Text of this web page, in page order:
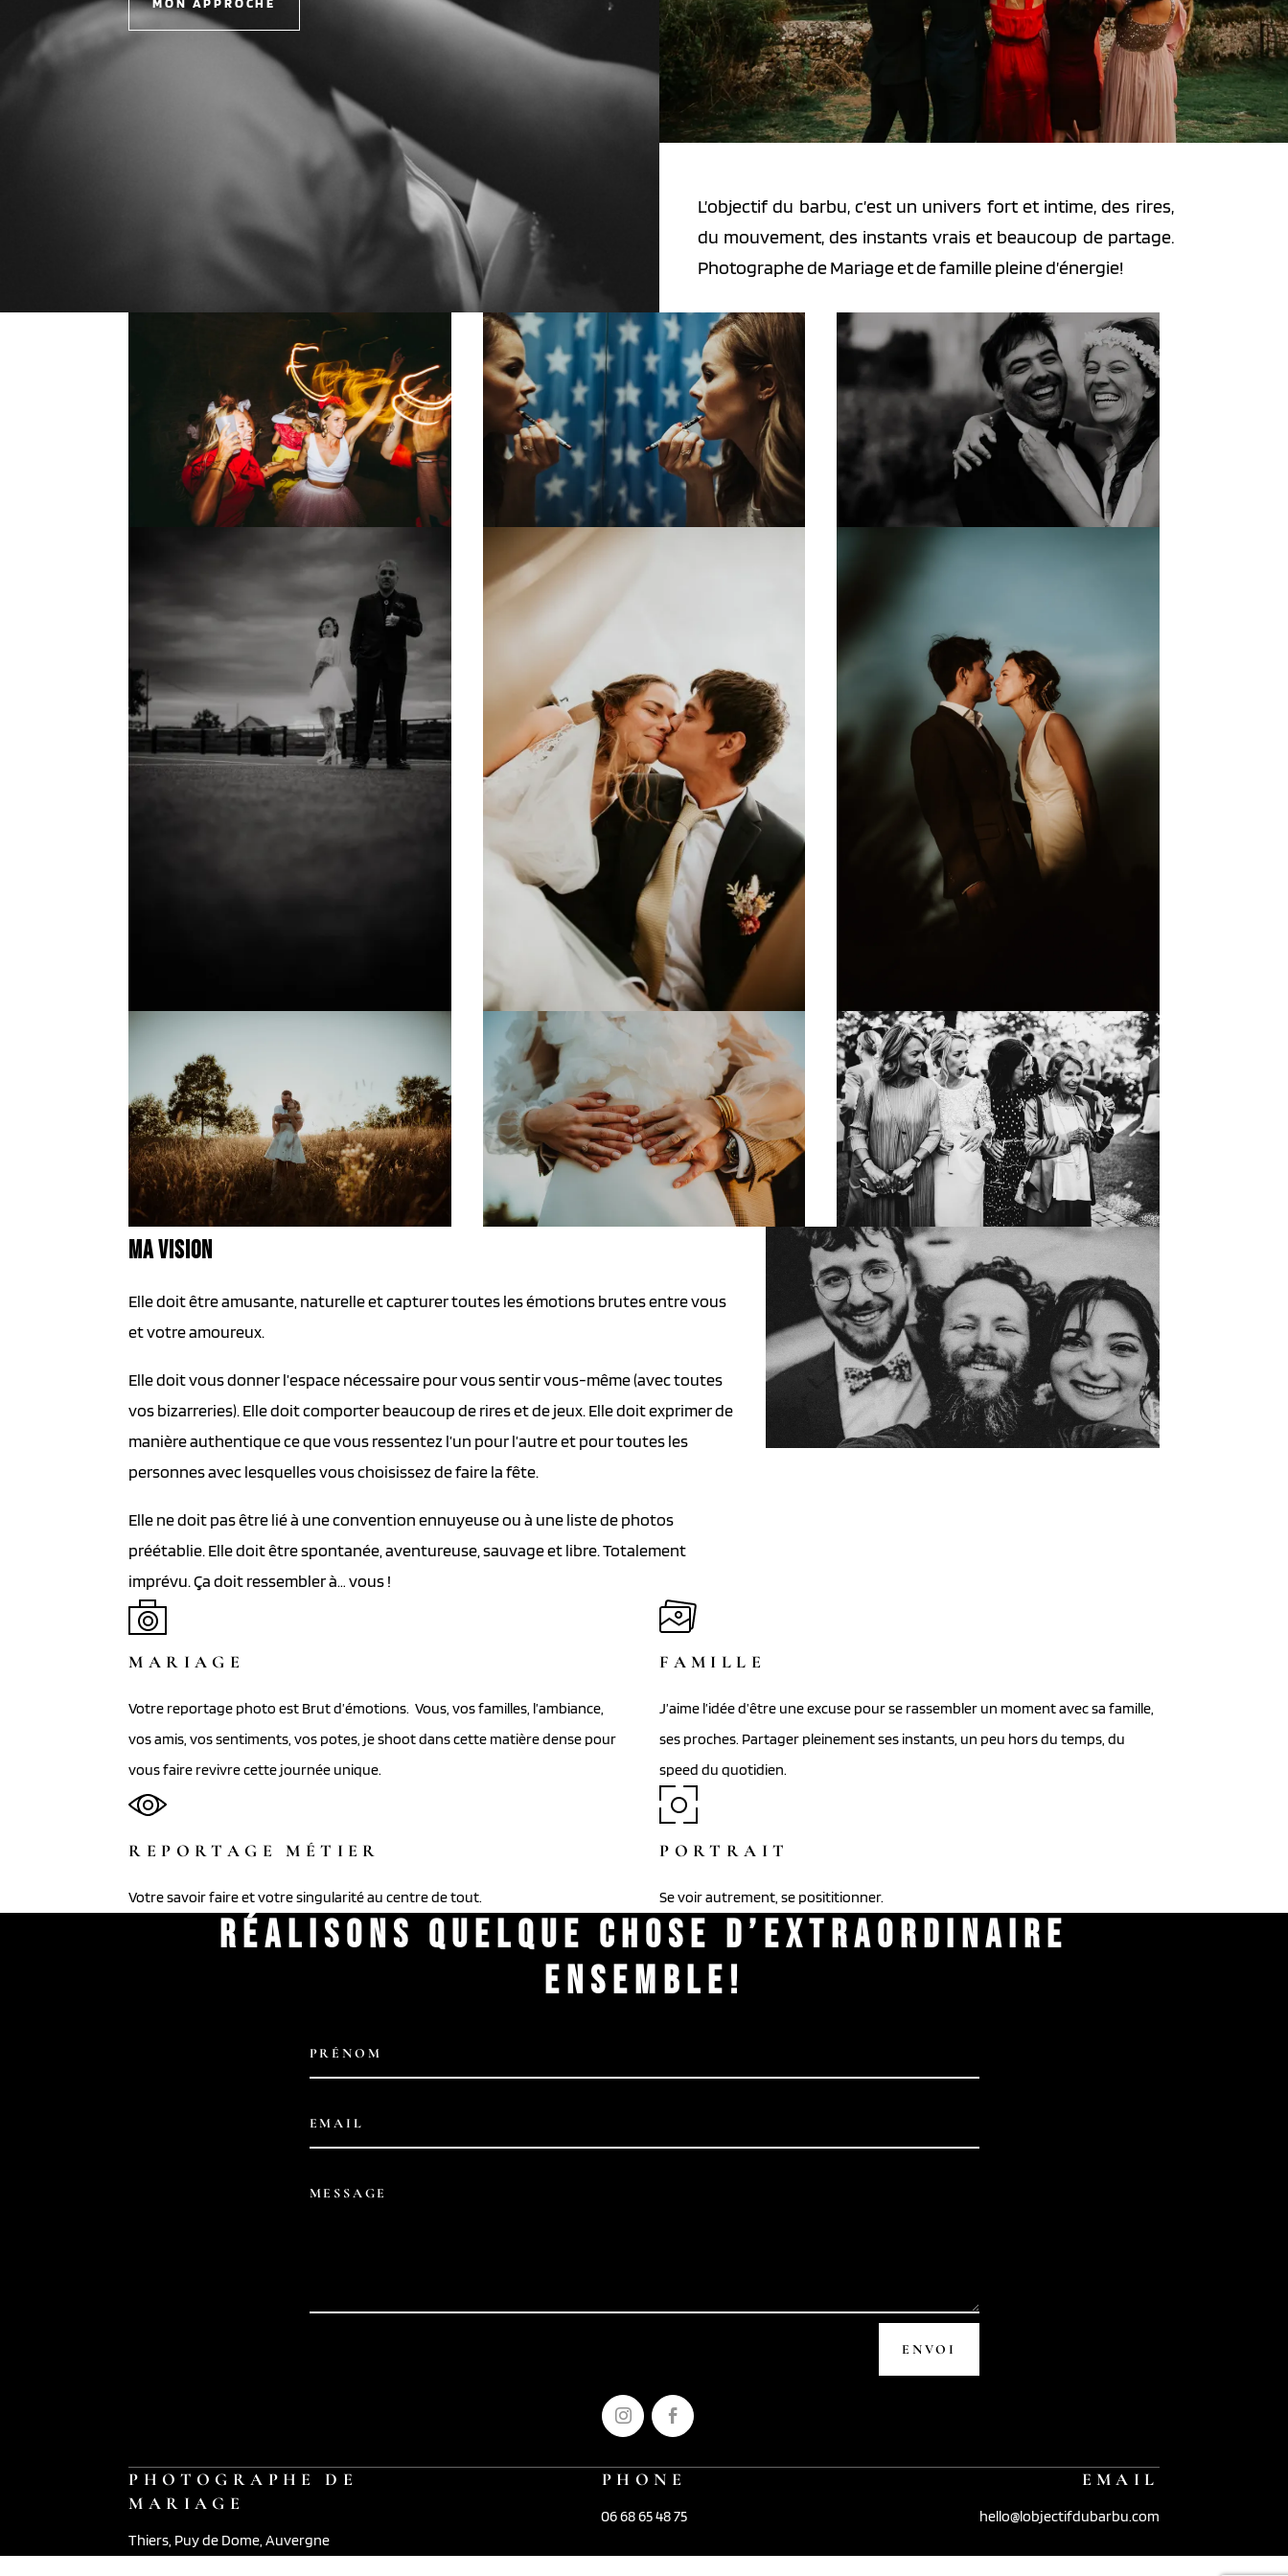
L’objectif du barbu, c’est un univers fort et intime, des rires,
du mouvement, des instants vrais et beaucoup de partage.
Photographe de Mariage et de famille pleine d’énergie!
Ma vision
Elle doit être amusante, naturelle et capturer toutes les émotions brutes entre vous
et votre amoureux.
Elle doit vous donner l’espace nécessaire pour vous sentir vous-même (avec toutes
vos bizarreries). Elle doit comporter beaucoup de rires et de jeux. Elle doit exprimer de
manière authentique ce que vous ressentez l’un pour l’autre et pour toutes les
personnes avec lesquelles vous choisissez de faire la fête.
Elle ne doit pas être lié à une convention ennuyeuse ou à une liste de photos
préétablie. Elle doit être spontanée, aventureuse, sauvage et libre. Totalement
imprévu. Ça doit ressembler à… vous !
MARIAGE
Votre reportage photo est Brut d’émotions. Vous, vos familles, l’ambiance,
vos amis, vos sentiments, vos potes, je shoot dans cette matière dense pour
vous faire revivre cette journée unique.
FAMILLE
J’aime l’idée d’être une excuse pour se rassembler un moment avec sa famille,
ses proches. Partager pleinement ses instants, un peu hors du temps, du
speed du quotidien.
REPORTAGE MÉTIER
Votre savoir faire et votre singularité au centre de tout.
PORTRAIT
Se voir autrement, se posititionner.
RÉALISONS QUELQUE CHOSE D’EXTRAORDINAIRE
ENSEMBLE!
ENVOI
PHOTOGRAPHE DE
MARIAGE
Thiers, Puy de Dome, Auvergne
PHONE
06 68 65 48 75
EMAIL
hello@lobjectifdubarbu.com